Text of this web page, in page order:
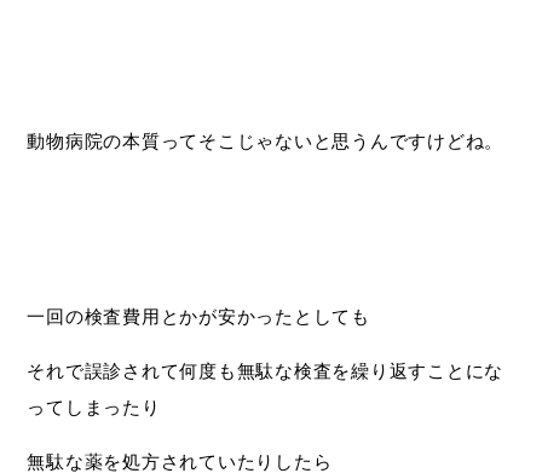
動物病院の本質ってそこじゃないと思うんですけどね。
一回の検査費用とかが安かったとしても
それで誤診されて何度も無駄な検査を繰り返すことにな
ってしまったり
無駄な薬を処方されていたりしたら